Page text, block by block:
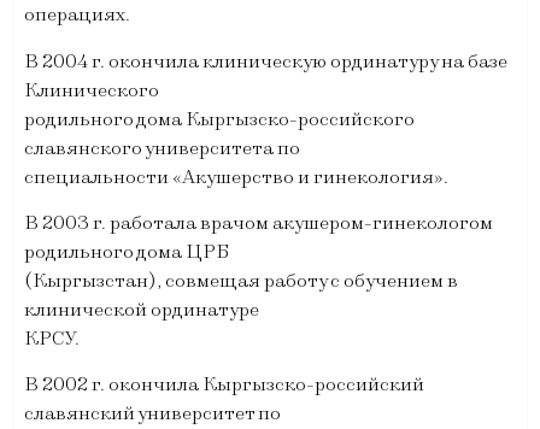
операциях.
В 2004 г. окончила клиническую ординатуру на базе
Клинического
родильного дома Кыргызско-российского
славянского университета по
специальности «Акушерство и гинекология».
В 2003 г. работала врачом акушером-гинекологом
родильного дома ЦРБ
(Кыргызстан), совмещая работу с обучением в
клинической ординатуре
КРСУ.
В 2002 г. окончила Кыргызско-российский
славянский университет по